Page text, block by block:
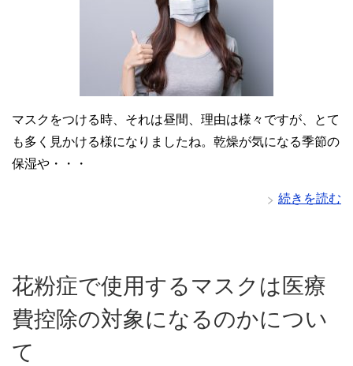
マスクをつける時、それは昼間、理由は様々ですが、とて
も多く見かける様になりましたね。乾燥が気になる季節の
保湿や・・・
続きを読む
花粉症で使用するマスクは医療
費控除の対象になるのかについ
て